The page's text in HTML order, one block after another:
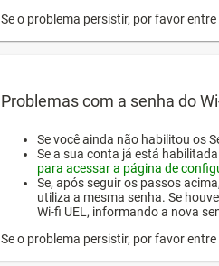
Se o problema persistir, por favor
Problemas com a senha do
Se você ainda não habilitou os
Se a sua conta já está
para acessar a página de
Se, após seguir os passos
utiliza a mesma senha. Se
Wi-fi UEL, informando a nova
Se o problema persistir, por favor